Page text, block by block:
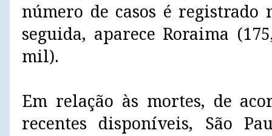
número de casos é registrado
seguida, aparece Roraima
mil).
Em relação às mortes, de
recentes disponíveis, São